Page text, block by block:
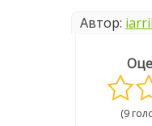
Автор:
(9